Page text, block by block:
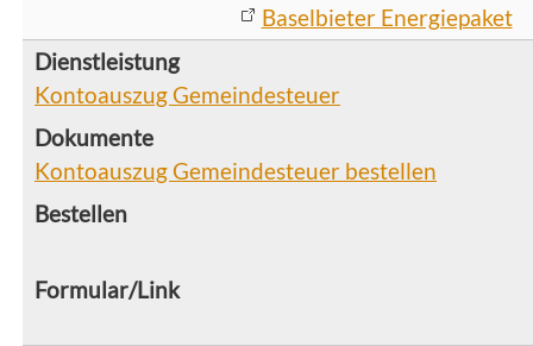
Baselbieter Energiepaket
Kontoauszug Gemeindesteuer
Kontoauszug Gemeindesteuer bestellen